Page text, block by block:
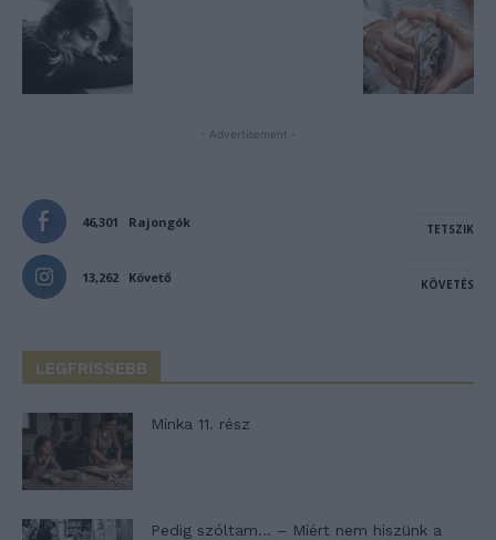
- Advertisement -
46,301 Rajongók TETSZIK
13,262 Követő KÖVETÉS
LEGFRISSEBB
Minka 11. rész
Pedig szóltam… – Miért nem hiszünk a